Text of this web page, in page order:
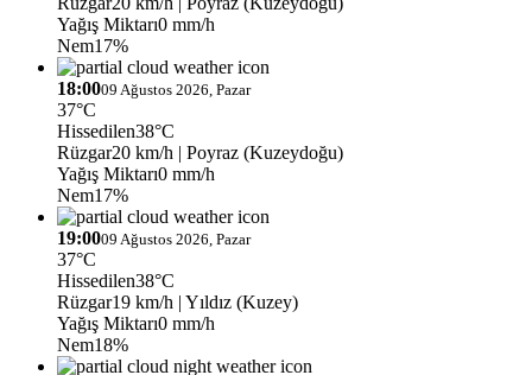
Yağış Miktarı0 mm/h
Nem17%
18:0009 Ağustos 2026, Pazar
37°C
Hissedilen38°C
Rüzgar20 km/h | Poyraz (Kuzeydoğu)
Yağış Miktarı0 mm/h
Nem17%
19:0009 Ağustos 2026, Pazar
37°C
Hissedilen38°C
Rüzgar19 km/h | Yıldız (Kuzey)
Yağış Miktarı0 mm/h
Nem18%